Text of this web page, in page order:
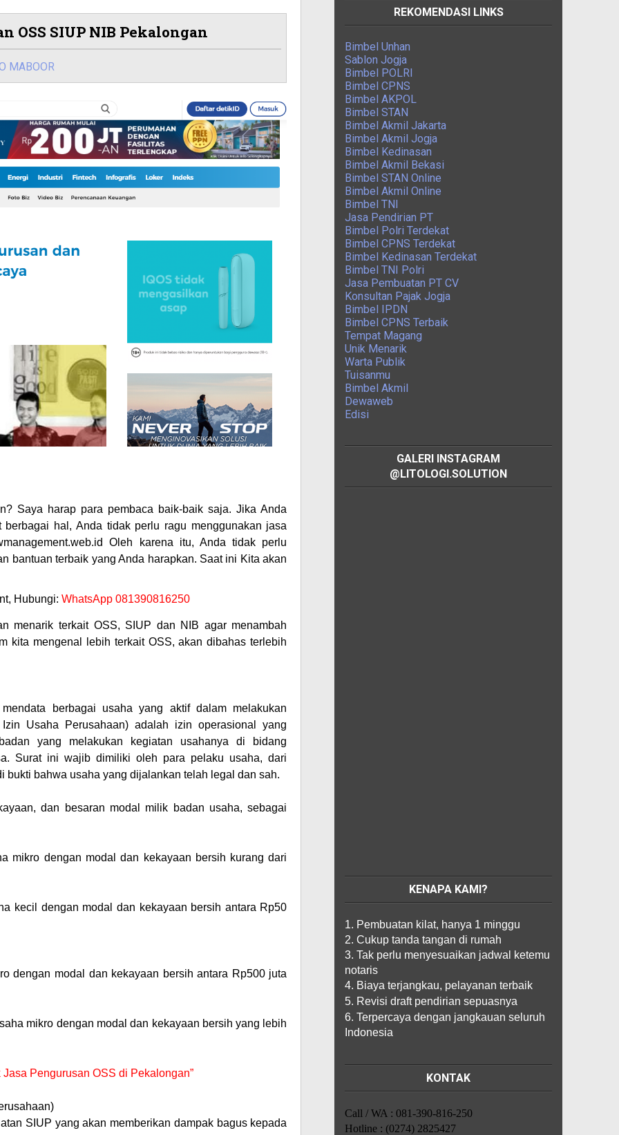
OSS SIUP NIB Pekalongan
MABOOR
Saya harap para pembaca baik-baik saja. Jika Anda
hal, Anda tidak perlu ragu menggunakan jasa
Oleh karena itu, Anda tidak perlu
bantuan terbaik yang Anda harapkan. Saat ini Kita akan
Hubungi: WhatsApp 081390816250
menarik terkait OSS, SIUP dan NIB agar menambah
kita mengenal lebih terkait OSS, akan dibahas terlebih
berbagai usaha yang aktif dalam melakukan
Usaha Perusahaan) adalah izin operasional yang
yang melakukan kegiatan usahanya di bidang
Surat ini wajib dimiliki oleh para pelaku usaha, dari
bukti bahwa usaha yang dijalankan telah legal dan sah.
dan besaran modal milik badan usaha, sebagai
mikro dengan modal dan kekayaan bersih kurang dari
kecil dengan modal dan kekayaan bersih antara Rp50
dengan modal dan kekayaan bersih antara Rp500 juta
mikro dengan modal dan kekayaan bersih yang lebih
Pengurusan OSS di Pekalongan”
SIUP yang akan memberikan dampak bagus kepada
REKOMENDASI LINKS
Bimbel Unhan
Sablon Jogja
Bimbel POLRI
Bimbel CPNS
Bimbel AKPOL
Bimbel STAN
Bimbel Akmil Jakarta
Bimbel Akmil Jogja
Bimbel Kedinasan
Bimbel Akmil Bekasi
Bimbel STAN Online
Bimbel Akmil Online
Bimbel TNI
Jasa Pendirian PT
Bimbel Polri Terdekat
Bimbel CPNS Terdekat
Bimbel Kedinasan Terdekat
Bimbel TNI Polri
Jasa Pembuatan PT CV
Konsultan Pajak Jogja
Bimbel IPDN
Bimbel CPNS Terbaik
Tempat Magang
Unik Menarik
Warta Publik
Tuisanmu
Bimbel Akmil
Dewaweb
Edisi
GALERI INSTAGRAM
@LITOLOGI.SOLUTION
KENAPA KAMI?
1. Pembuatan kilat, hanya 1 minggu
2. Cukup tanda tangan di rumah
3. Tak perlu menyesuaikan jadwal ketemu
notaris
4. Biaya terjangkau, pelayanan terbaik
5. Revisi draft pendirian sepuasnya
6. Terpercaya dengan jangkauan seluruh
Indonesia
KONTAK
Call / WA : 081-390-816-250
Hotline : (0274) 2825427